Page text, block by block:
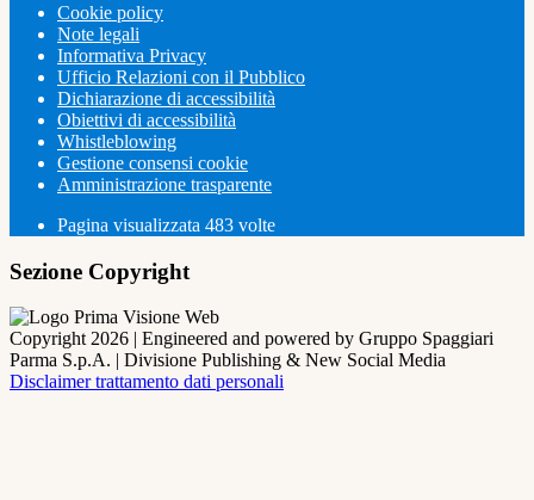
Cookie policy
Note legali
Informativa Privacy
Ufficio Relazioni con il Pubblico
Dichiarazione di accessibilità
Obiettivi di accessibilità
Whistleblowing
Gestione consensi cookie
Amministrazione trasparente
Pagina visualizzata 483 volte
Sezione Copyright
Copyright 2026 | Engineered and powered by Gruppo Spaggiari
Parma S.p.A. | Divisione Publishing & New Social Media
Disclaimer trattamento dati personali